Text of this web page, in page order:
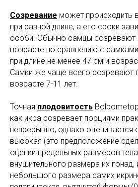
Созревание может происходить
при разной длине, а его сроки
особи. Обычно самцы созревают
возрасте по сравнению с
при длине не менее 47 см и
Самки же чаще всего созревают
возрасте 7-11 лет.
Точная плодовитость
как икра созревает порциями
непрерывно, однако оценивается
высокая (это предположение
оценки предельных размеров
внушительного размера их
небольшого размера самих